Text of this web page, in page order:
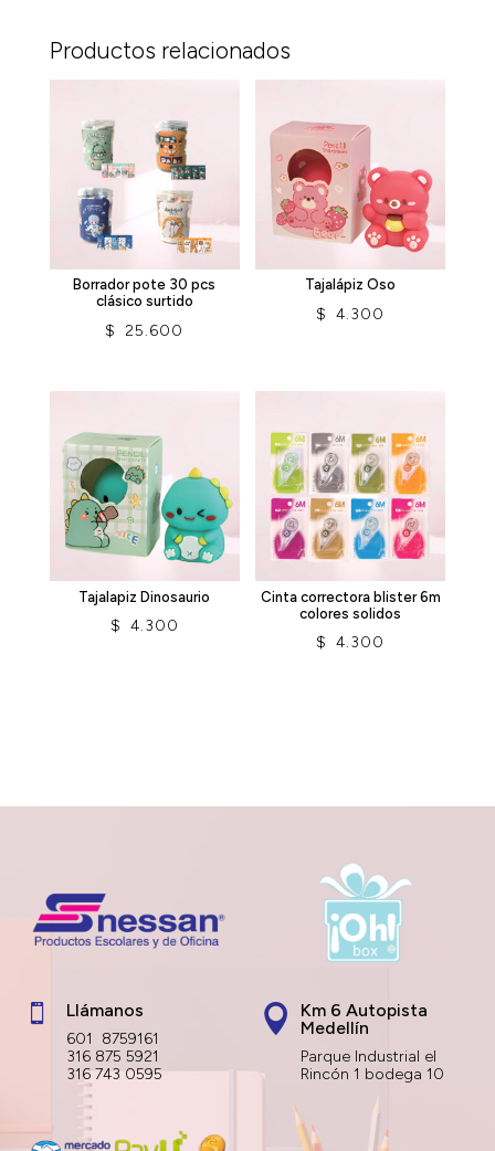
Productos relacionados
Borrador pote 30 pcs
clásico surtido
$ 25.600
Tajalápiz Oso
$ 4.300
Tajalapiz Dinosaurio
$ 4.300
Cinta correctora blister 6m
colores solidos
$ 4.300
 Llámanos
601 8759161
316 875 5921
316 743 0595

Km 6 Autopista
Medellín
Parque Industrial el
Rincón 1 bodega 10